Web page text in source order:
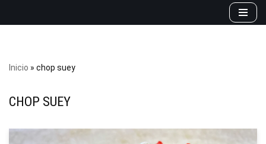
Inicio » chop suey
CHOP SUEY